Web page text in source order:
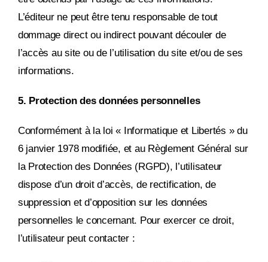
L’éditeur ne peut être tenu responsable de tout
dommage direct ou indirect pouvant découler de
l’accès au site ou de l’utilisation du site et/ou de ses
informations.
5. Protection des données personnelles
Conformément à la loi « Informatique et Libertés » du
6 janvier 1978 modifiée, et au Règlement Général sur
la Protection des Données (RGPD), l’utilisateur
dispose d’un droit d’accès, de rectification, de
suppression et d’opposition sur les données
personnelles le concernant. Pour exercer ce droit,
l’utilisateur peut contacter :